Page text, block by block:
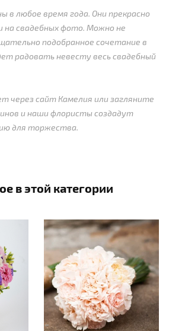
в любое время года. Они прекрасно
свадебных фото. Можно не
подобранное сочетание в
радовать невесту весь свадебный
через сайт Камелия или загляните
и наши флористы создадут
для торжества.
в этой категории